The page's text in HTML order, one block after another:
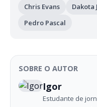
Chris Evans Dakota
Pedro Pascal
SOBRE O AUTOR
Igor
Estudante de